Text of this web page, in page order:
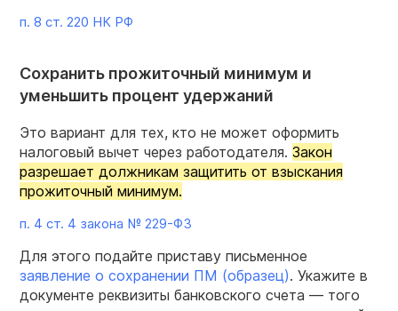
п. 8 ст. 220 НК РФ
Сохранить прожиточный минимум и
уменьшить процент удержаний
Это вариант для тех, кто не может оформить
налоговый вычет через работодателя. Закон
разрешает должникам защитить от взыскания
прожиточный минимум.
п. 4 ст. 4 закона № 229-ФЗ
Для этого подайте приставу письменное
заявление о сохранении ПМ (образец). Укажите в
документе реквизиты банковского счета — того